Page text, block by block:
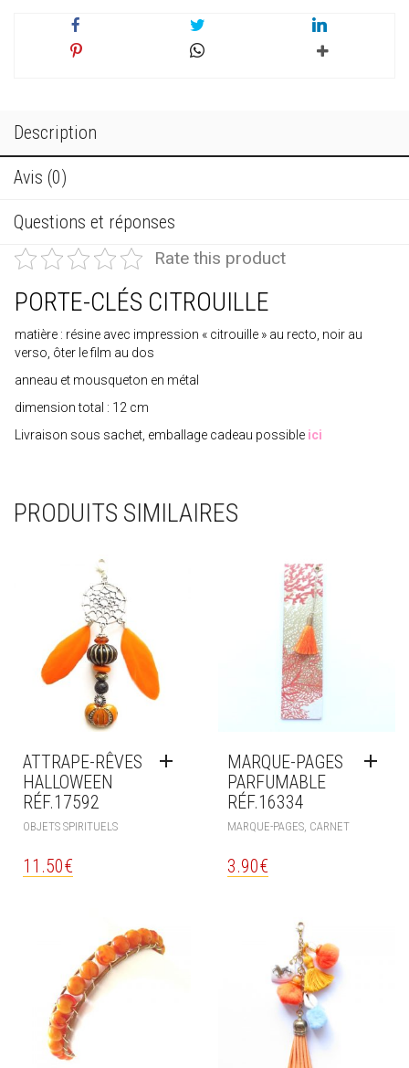
Description
Avis (0)
Questions et réponses
Rate this product
PORTE-CLÉS CITROUILLE
matière : résine avec impression « citrouille » au recto, noir au
verso, ôter le film au dos
anneau et mousqueton en métal
dimension total : 12 cm
Livraison sous sachet, emballage cadeau possible ici
PRODUITS SIMILAIRES
ATTRAPE-RÊVES
HALLOWEEN
RÉF.17592
OBJETS SPIRITUELS
11.50€
MARQUE-PAGES
PARFUMABLE
RÉF.16334
MARQUE-PAGES, CARNET
3.90€